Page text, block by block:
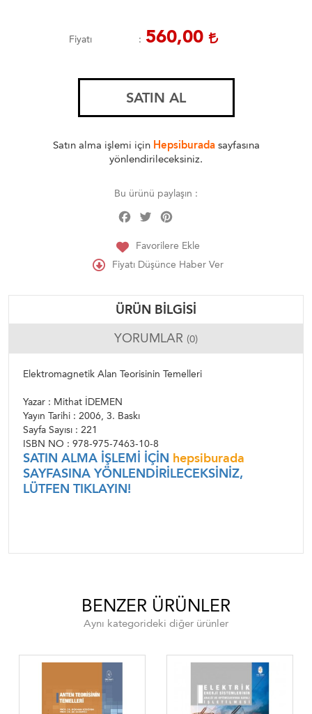
Fiyatı 560,00
SATIN AL
Satın alma işlemi için Hepsiburadasayfasına
yönlendirileceksiniz.
Bu ürünü paylaşın :
Facebook
Twitter
Favorilere Ekle
Fiyatı Düşünce Haber Ver
ÜRÜN BILGISI
YORUMLAR (0)
Elektromagnetik Alan Teorisinin Temelleri
Yazar : Mithat İDEMEN
Yayın Tarihi : 2006, 3. Baskı
Sayfa Sayısı : 221
ISBN NO : 978-975-7463-10-8
SATIN ALMA İŞLEMİ İÇİN hepsiburada
SAYFASINA YÖNLENDİRİLECEKSİNİZ,
LÜTFEN TIKLAYIN!
BENZER ÜRÜNLER
Aynı kategorideki diğer ürünler